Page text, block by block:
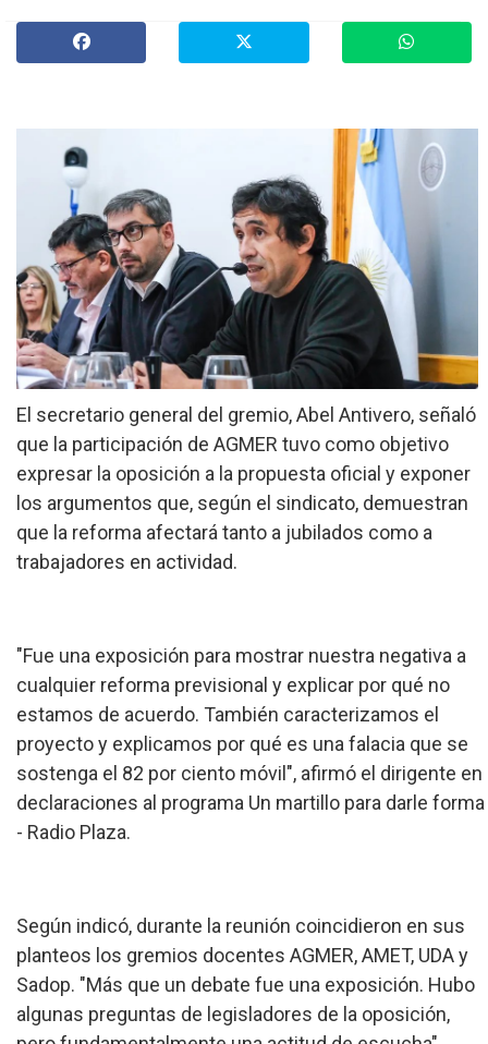
Provinciales
Cultura
Economía
Espectáculos
»
Internacionales
»
Judiciales
»
El secretario general del gremio, Abel Antivero, señaló
que la participación de AGMER tuvo como objetivo
expresar la oposición a la propuesta oficial y exponer
los argumentos que, según el sindicato, demuestran
que la reforma afectará tanto a jubilados como a
trabajadores en actividad.
"Fue una exposición para mostrar nuestra negativa a
cualquier reforma previsional y explicar por qué no
estamos de acuerdo. También caracterizamos el
proyecto y explicamos por qué es una falacia que se
sostenga el 82 por ciento móvil", afirmó el dirigente en
declaraciones al programa Un martillo para darle forma
- Radio Plaza.
Según indicó, durante la reunión coincidieron en sus
planteos los gremios docentes AGMER, AMET, UDA y
Sadop. "Más que un debate fue una exposición. Hubo
algunas preguntas de legisladores de la oposición,